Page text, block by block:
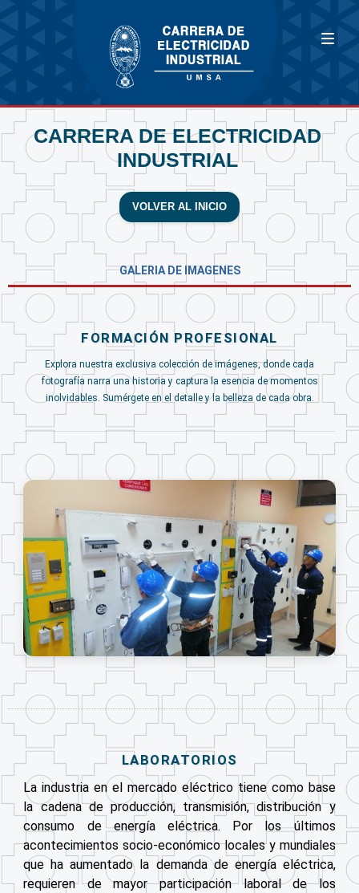
CARRERA DE ELECTRICIDAD
INDUSTRIAL
VOLVER AL INICIO
GALERIA DE IMAGENES
FORMACIÓN PROFESIONAL
Explora nuestra exclusiva colección de imágenes, donde cada
fotografía narra una historia y captura la esencia de momentos
inolvidables. Sumérgete en el detalle y la belleza de cada obra.
LABORATORIOS
La industria en el mercado eléctrico tiene como base
la cadena de producción, transmisión, distribución y
consumo de energía eléctrica. Por los últimos
acontecimientos socio-económico locales y mundiales
que ha aumentado la demanda de energía eléctrica,
requieren de mayor participación laboral de los